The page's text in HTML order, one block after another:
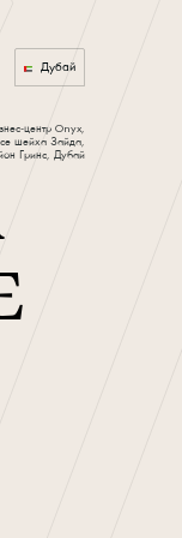
центр Onyx,
шейха Зайда,
Гринс, Дубай
Дубай